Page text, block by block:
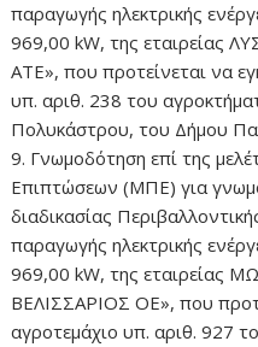
παραγωγής ηλεκτρικής
969,00 kW, της
ΑΤΕ», που προτείνεται να
υπ. αριθ. 238 του
Πολυκάστρου, του Δήμου
9. Γνωμοδότηση επί της
Επιπτώσεων (ΜΠΕ) για
διαδικασίας
παραγωγής ηλεκτρικής
969,00 kW, της εταιρείας
ΒΕΛΙΣΣΑΡΙΟΣ ΟΕ», που
αγροτεμάχιο υπ. αριθ. 927